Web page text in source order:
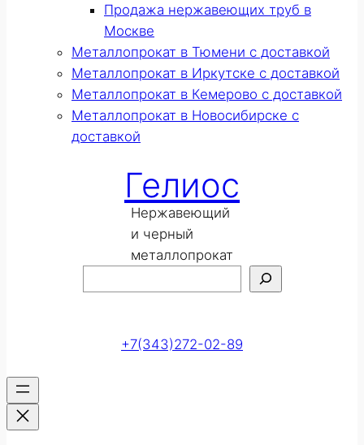
Продажа нержавеющих труб в
Москве
Металлопрокат в Тюмени с доставкой
Металлопрокат в Иркутске с доставкой
Металлопрокат в Кемерово с доставкой
Металлопрокат в Новосибирске с
доставкой
Гелиос
Нержавеющий
и черный
металлопрокат
+7(343)272-02-89